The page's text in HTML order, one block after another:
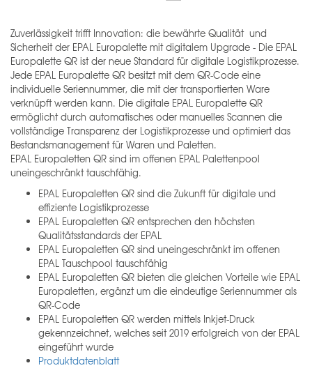
Zuverlässigkeit trifft Innovation: die bewährte Qualität und
Sicherheit der EPAL Europalette mit digitalem Upgrade - Die EPAL
Europalette QR ist der neue Standard für digitale Logistikprozesse.
Jede EPAL Europalette QR besitzt mit dem QR-Code eine
individuelle Seriennummer, die mit der transportierten Ware
verknüpft werden kann. Die digitale EPAL Europalette QR
ermöglicht durch automatisches oder manuelles Scannen die
vollständige Transparenz der Logistikprozesse und optimiert das
Bestandsmanagement für Waren und Paletten.
EPAL Europaletten QR sind im offenen EPAL Palettenpool
uneingeschränkt tauschfähig.
EPAL Europaletten QR sind die Zukunft für digitale und
effiziente Logistikprozesse
EPAL Europaletten QR entsprechen den höchsten
Qualitätsstandards der EPAL
EPAL Europaletten QR sind uneingeschränkt im offenen
EPAL Tauschpool tauschfähig
EPAL Europaletten QR bieten die gleichen Vorteile wie EPAL
Europaletten, ergänzt um die eindeutige Seriennummer als
QR-Code
EPAL Europaletten QR werden mittels Inkjet-Druck
gekennzeichnet, welches seit 2019 erfolgreich von der EPAL
eingeführt wurde
Produktdatenblatt